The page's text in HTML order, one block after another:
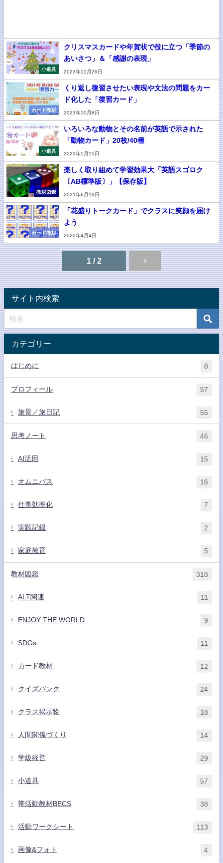
小道具
クリスマスカードや年賀状で役に立つ「季節の
あいさつ」＆「感謝の表現」
2023年11月29日
カード教材
くり返し復習させたい表現や文法の問題をカー
ド化した「復習カード」
2023年10月8日
小道具
いろいろな動物とその名前が英語で示された
「動物カード」20枚/40種
2023年5月15日
教材図鑑
楽しく取り組めて学習効果大「英語スゴロク
〔AB標準版〕」【保存版】
2021年6月13日
カード教材
「花盛りトークカード」でクラスに笑顔を届け
よう
2020年4月4日
1 / 2
サイト内検索
カテゴリー
はじめに 8
プロフィール 57
旅景／旅日記 55
思考ノート 46
AI活用 15
オムニバス 16
仕事効率化 7
実践記録 2
家庭教育 5
教材図鑑 318
ALT関連 11
ENJOY THE WORLD 9
SDGs 11
カード教材 12
クイズバンク 24
クラス掲示物 18
人間関係づくり 14
学級経営 29
小道具 57
帯活動教材BECS 38
活動ワークシート 113
画像&フォト 4